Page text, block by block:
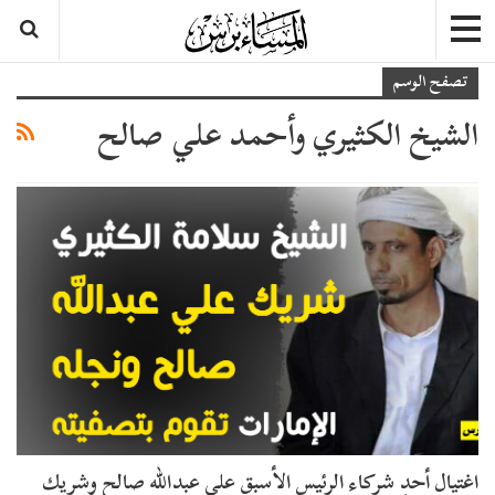
تصفح الوسم
الشيخ الكثيري وأحمد علي صالح
اغتيال أحد شركاء الرئيس الأسبق علي عبدالله صالح وشريك